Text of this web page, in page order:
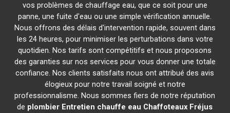
vos problèmes de chauffage eau, que ce soit pour une
panne, une fuite d'eau ou une simple vérification annuelle.
Nous offrons des délais d'intervention rapide, souvent dans
les 24 heures, pour minimiser les perturbations dans votre
quotidien. Nos tarifs sont compétitifs et nous proposons
des garanties sur nos services pour vous donner une totale
confiance. Nos clients satisfaits nous ont attribué des avis
élogieux pour notre travail soigné et notre
professionnalisme. Nous sommes fiers de notre réputation
de plombier Entretien chauffe eau Chaffoteaux Fréjus